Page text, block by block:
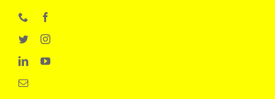
content